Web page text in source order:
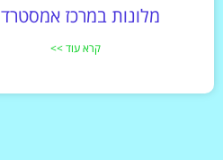
מלונות במרכז
קרא עוד >>